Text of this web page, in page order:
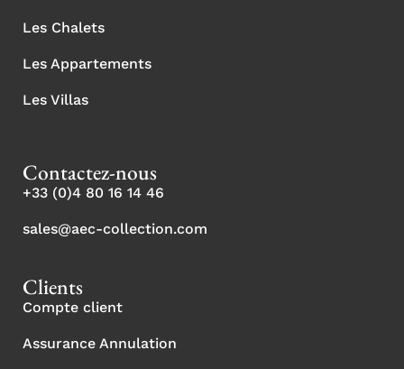
Les Chalets
Les Appartements
Les Villas
Contactez-nous
+33 (0)4 80 16 14 46
sales@aec-collection.com
Clients
Compte client
Assurance Annulation